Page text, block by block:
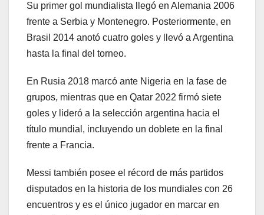
Su primer gol mundialista llegó en Alemania 2006
frente a Serbia y Montenegro. Posteriormente, en
Brasil 2014 anotó cuatro goles y llevó a Argentina
hasta la final del torneo.
En Rusia 2018 marcó ante Nigeria en la fase de
grupos, mientras que en Qatar 2022 firmó siete
goles y lideró a la selección argentina hacia el
título mundial, incluyendo un doblete en la final
frente a Francia.
Messi también posee el récord de más partidos
disputados en la historia de los mundiales con 26
encuentros y es el único jugador en marcar en